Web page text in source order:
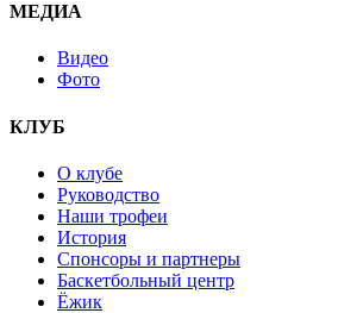
МЕДИА
Видео
Фото
КЛУБ
О клубе
Руководство
Наши трофеи
История
Спонсоры и партнеры
Баскетбольный центр
Ёжик